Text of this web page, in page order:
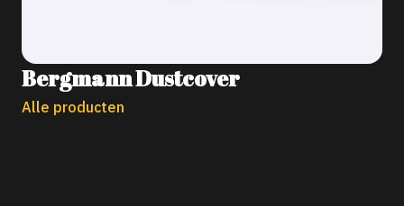
Bergmann Dustcover
Alle producten